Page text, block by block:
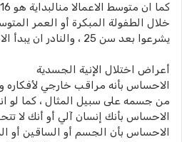
يشرعوا بعد سن 25 ، والنادر ان يبدأ الاضطراب بعد سن 40.
أعراض اختلال الإنية الجسدية
الاحساس بأنه مراقب خارجي
من جسمه على سبيل المثال ، كما لو
الاحساس بأنك إنسان آلي أو أنك لا
الاحساس بأن الجسم أو الساقين أو